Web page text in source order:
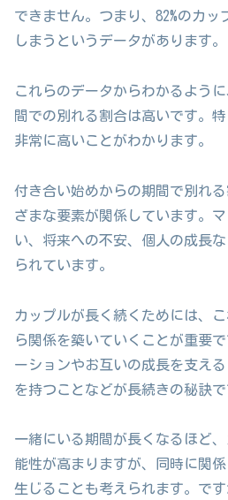
できません。つまり、82%のカッ
しまうというデータがあります。
これらのデータからわかるよう
間での別れる割合は高いです。
非常に高いことがわかります。
付き合い始めからの期間で別れ
ざまな要素が関係しています。
い、将来への不安、個人の成長
られています。
カップルが長く続くためには、
ら関係を築いていくことが重要
ーションやお互いの成長を支え
を持つことなどが長続きの秘訣で
一緒にいる期間が長くなるほど
能性が高まりますが、同時に関
生じることも考えられます。で